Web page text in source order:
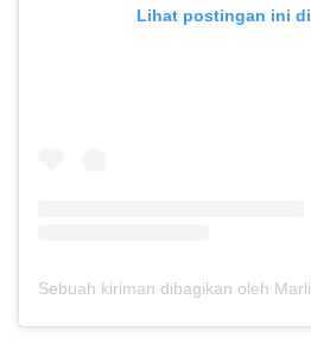
Lihat postingan ini